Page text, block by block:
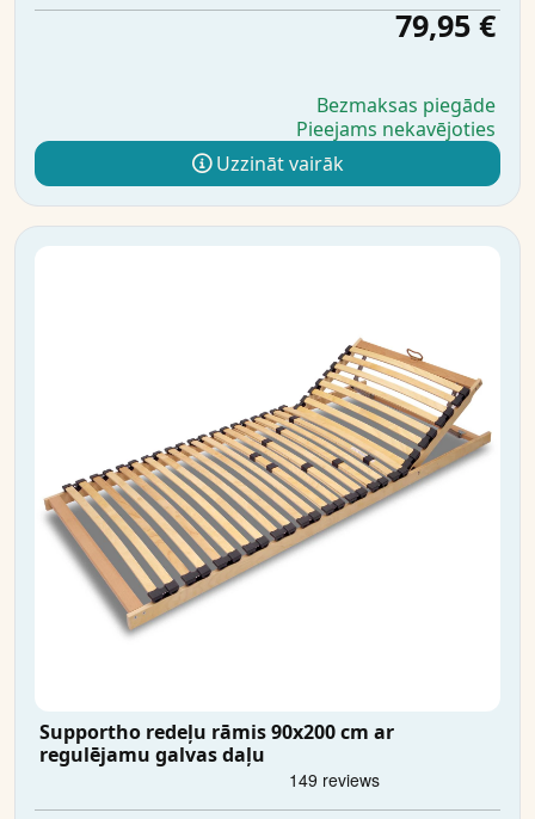
79,95 €
Bezmaksas piegāde
Pieejams nekavējoties
Uzzināt vairāk
Supportho redeļu rāmis 90x200 cm ar
regulējamu galvas daļu